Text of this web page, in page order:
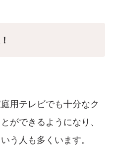
用テレビでも十分なク
ができるようになり、
う人も多くいます。